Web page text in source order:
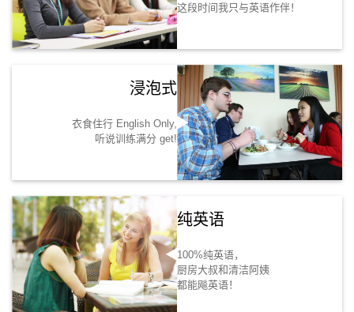
这段时间我只与英语作伴！
浸泡式
衣食住行 English Only,
听说训练满分 get!
纯英语
100%纯英语，
厨房大叔和清洁阿姨
都能飚英语！